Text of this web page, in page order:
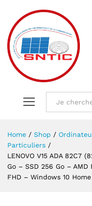
Home / Shop /
Particuliers /
LENOVO V15 ADA 82C7
Go – SSD 256 Go –
FHD – Windows 10 Home